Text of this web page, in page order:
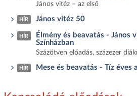
János vitéz – az első
HÍR János vitéz 50
HÍR
Élmény és beavatás - János
Színházban
Százötven előadás, százezer
HÍR Mese és beavatás - Tíz éves